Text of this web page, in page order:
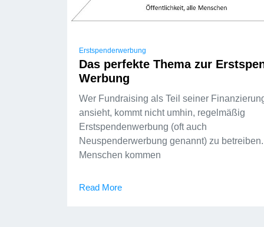
Erstspenderwerbung
Das perfekte Thema zur
Werbung
Wer Fundraising als Teil seiner
ansieht, kommt nicht umhin, regelmäßig
Erstspendenwerbung (oft auch
Neuspenderwerbung genannt) zu betreiben.
Menschen kommen
Read More